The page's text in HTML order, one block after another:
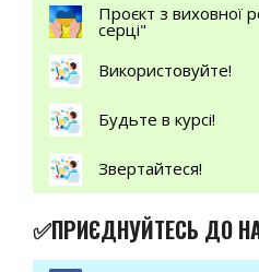
Проєкт з виховної
серці"
Використовуйте!
Будьте в курсі!
Звертайтеся!
✅ПРИЄДНУЙТЕСЬ ДО